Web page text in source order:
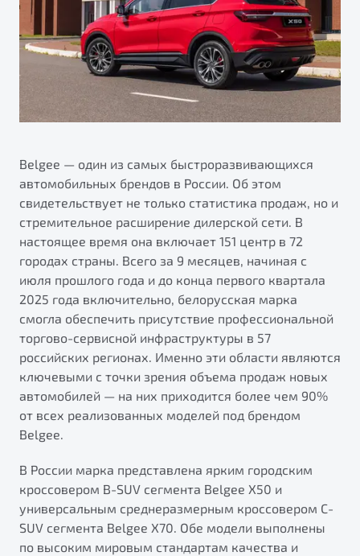
Яркий кроссовер
от 2 219 990 ₽*
S50
Элегантный и практичный седан
от 1 699 990 ₽*
Обзор В наличии
X70
Автокредит
Трейд-ин
Страхование
Расчет КАСКО
Узнайте о специальных выгодах при покупке
автомобиля Belgee
Подробно
Автомобили в наличии
Тест-драйв
Автокредит
Спецпредложения
Ремонт электрооборудования
Диагностика автомобилей
Ремонт двигателя
Кузовной ремонт
Полная диагностика
Ремонт тормозной системы
Ремонт ходовой части
Обслуживание автокондиционеров
ПОДДЕРЖКА
Гарантия Belgee
Belgee Клуб
Реферальная программа
Клиентская поддержка
Помощь на дорогах
О дилерском центре
Правовая информация
Belgee — один из самых быстроразвивающихся
автомобильных брендов в России. Об этом
свидетельствует не только статистика продаж, но и
стремительное расширение дилерской сети. В
настоящее время она включает 151 центр в 72
городах страны. Всего за 9 месяцев, начиная с
июля прошлого года и до конца первого квартала
2025 года включительно, белорусская марка
смогла обеспечить присутствие профессиональной
торгово-сервисной инфраструктуры в 57
российских регионах. Именно эти области являются
ключевыми с точки зрения объема продаж новых
автомобилей — на них приходится более чем 90%
от всех реализованных моделей под брендом
Belgee.
В России марка представлена ярким городским
кроссовером B-SUV сегмента Belgee X50 и
универсальным среднеразмерным кроссовером C-
SUV сегмента Belgee X70. Обе модели выполнены
по высоким мировым стандартам качества и